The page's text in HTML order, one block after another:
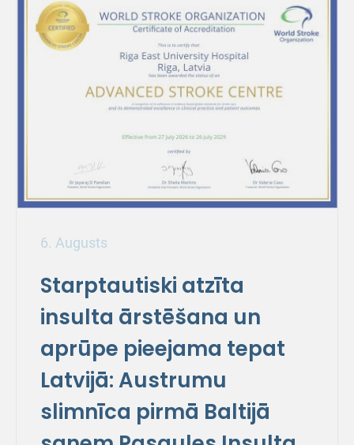
6. Augusts
Starptautiski atzīta
insulta ārstēšana un
aprūpe pieejama tepat
Latvijā: Austrumu
slimnīca pirmā Baltijā